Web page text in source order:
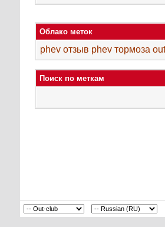
Облако меток
phev отзыв phev тормоза
Поиск по меткам